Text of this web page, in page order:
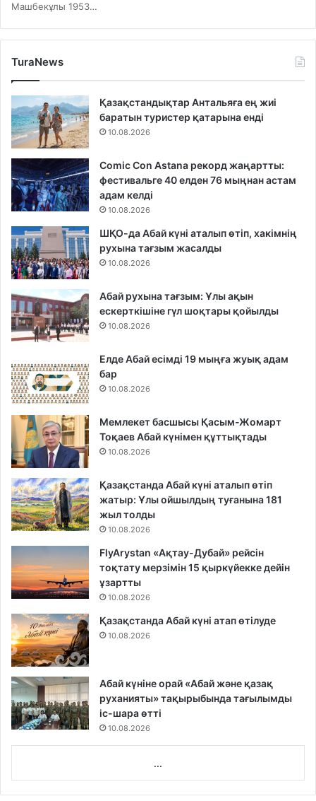
Машбекұлы 1953…
TuraNews
Қазақстандықтар Антальяға ең жиі
баратын туристер қатарына енді
10.08.2026
Comic Con Astana рекорд жаңартты:
фестивальге 40 елден 76 мыңнан астам
адам келді
10.08.2026
ШҚО-да Абай күні аталып өтіп, хакімнің
рухына тағзым жасалды
10.08.2026
Абай рухына тағзым: Ұлы ақын
ескерткішіне гүл шоқтары қойылды
10.08.2026
Елде Абай есімді 19 мыңға жуық адам
бар
10.08.2026
Мемлекет басшысы Қасым-Жомарт
Тоқаев Абай күнімен құттықтады
10.08.2026
Қазақстанда Абай күні аталып өтіп
жатыр: Ұлы ойшылдың туғанына 181
жыл толды
10.08.2026
FlyArystan «Ақтау-Дубай» рейсін
тоқтату мерзімін 15 қыркүйекке дейін
ұзартты
10.08.2026
Қазақстанда Абай күні атап өтілуде
10.08.2026
Абай күніне орай «Абай және қазақ
руханияты» тақырыбында тағылымды
іс-шара өтті
10.08.2026
...